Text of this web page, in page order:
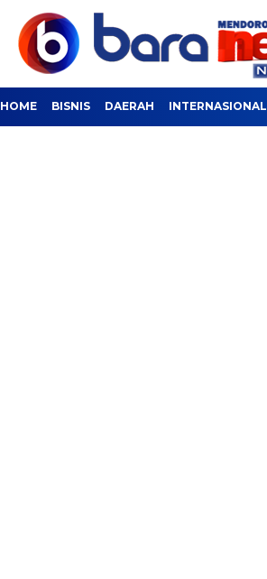
HOME BISNIS DAERAH INTERNASIONAL